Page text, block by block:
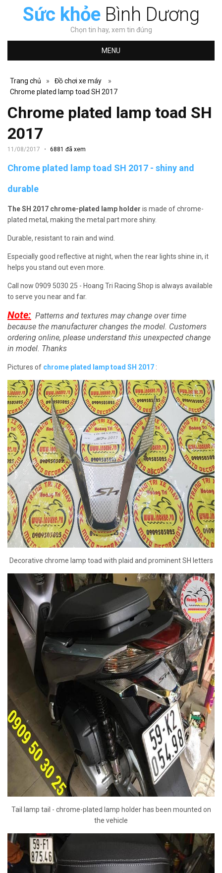
Sức khỏeBình Dương
Chọn tin hay, xem tin đúng
MENU
Trang chủ » Đồ chơi xe máy
»
Chrome plated lamp toad SH 2017
Chrome plated lamp toad SH
2017
11/08/2017 6881 đã xem
Chrome plated lamp toad SH 2017 - shiny and
durable
The SH 2017 chrome-plated lamp holder is made of chrome-
plated metal, making the metal part more shiny.
Durable, resistant to rain and wind.
Especially good reflective at night, when the rear lights shine in, it
helps you stand out even more.
Call now 0909 5030 25 - Hoang Tri Racing Shop is always available
to serve you near and far.
Note: Patterns and textures may change over time
because the manufacturer changes the model. Customers
ordering online, please understand this unexpected change
in model. Thanks
Pictures of chrome plated lamp toad SH 2017 :
Decorative chrome lamp toad with plaid and prominent SH letters
Tail lamp tail - chrome-plated lamp holder has been mounted on
the vehicle